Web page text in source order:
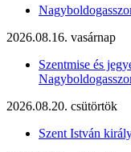
2026.08.16. vasárnap
Szentmise és
2026.08.20. csütörtök
Szent István